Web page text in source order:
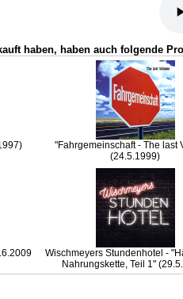
haben, haben auch folgende
"Fahrgemeinschaft - The last
(24.5.1999)
Wischmeyers Stundenhotel -
Nahrungskette, Teil 1"